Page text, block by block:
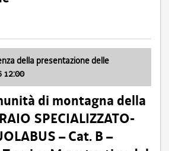
della presentazione delle
12:00
di montagna della
SPECIALIZZATO-
– Cat. B –